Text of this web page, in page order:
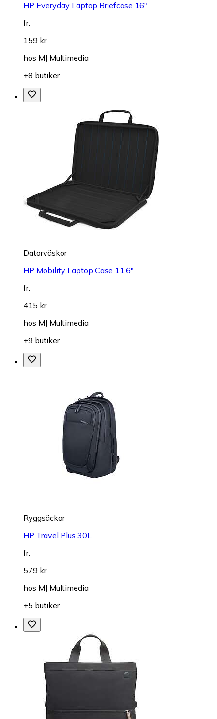
HP Everyday Laptop Briefcase 16"
fr.
159 kr
hos MJ Multimedia
+8 butiker
Datorväskor
HP Mobility Laptop Case 11,6"
fr.
415 kr
hos MJ Multimedia
+9 butiker
Ryggsäckar
HP Travel Plus 30L
fr.
579 kr
hos MJ Multimedia
+5 butiker